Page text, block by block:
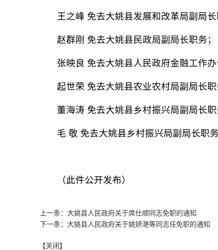
王之峰 免去大姚县发展和改革局副局
赵群刚 免去大姚县民政局副局长职务；
张映良 免去大姚县人民政府金融工作
起世荣 免去大姚县农业农村局副局长
董海涛 免去大姚县乡村振兴局副局长
毛 敬 免去大姚县乡村振兴局副局长职
（此件公开发布）
上一条：大姚县人民政府关于席仕顺同志免职的通知
下一条：大姚县人民政府关于姚妍滟等同志任免职的通知
【关闭】